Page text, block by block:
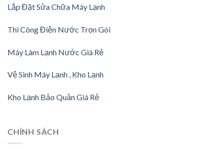
Lắp Đặt Sửa Chữa Máy Lạnh
Thi Công Điện Nước Trọn Gói
Máy Làm Lạnh Nước Giá Rẻ
Vệ Sinh Máy Lạnh , Kho Lạnh
Kho Lạnh Bảo Quản Giá Rẻ
CHÍNH SÁCH